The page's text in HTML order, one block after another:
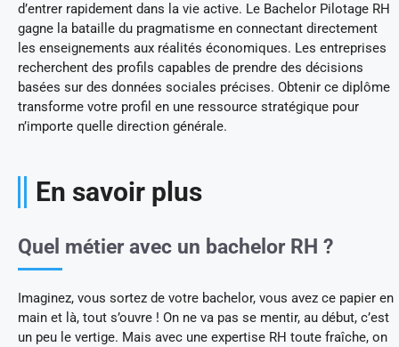
d’entrer rapidement dans la vie active. Le Bachelor Pilotage RH
gagne la bataille du pragmatisme en connectant directement
les enseignements aux réalités économiques. Les entreprises
recherchent des profils capables de prendre des décisions
basées sur des données sociales précises. Obtenir ce diplôme
transforme votre profil en une ressource stratégique pour
n’importe quelle direction générale.
En savoir plus
Quel métier avec un bachelor RH ?
Imaginez, vous sortez de votre bachelor, vous avez ce papier en
main et là, tout s’ouvre ! On ne va pas se mentir, au début, c’est
un peu le vertige. Mais avec une expertise RH toute fraîche, on